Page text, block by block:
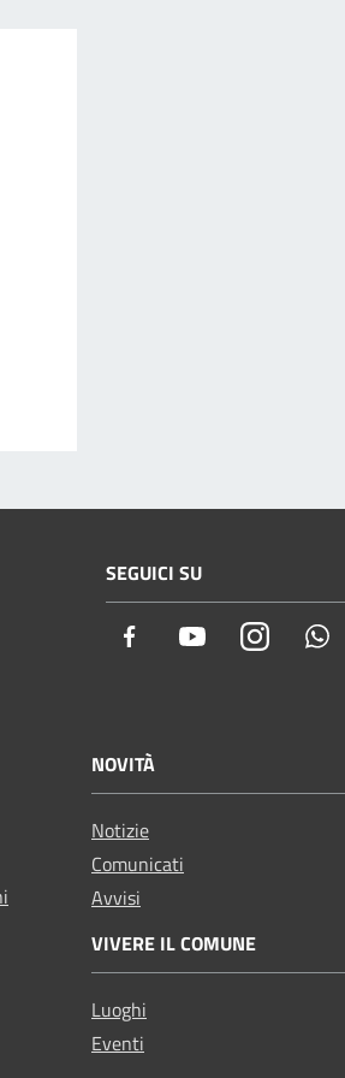
SEGUICI SU
Facebook YoutubeInstagram
NOVITÀ
Notizie
Comunicati
Avvisi
VIVERE IL COMUNE
Luoghi
Eventi